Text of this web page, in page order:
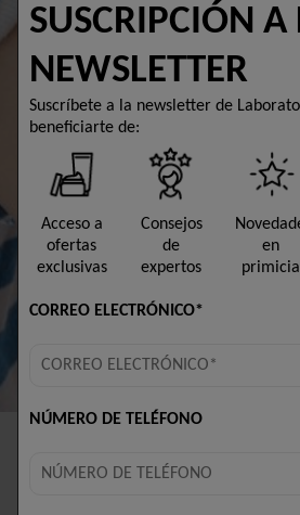
¿POR QUÉ ES
SUSCRIPCIÓN A
NEWSLETTER
Suscríbete a la newsletter de
beneficiarte de:
Acceso a
ofertas
exclusivas
Consejos
de
expertos
en
primicia
CORREO ELECTRÓNICO*
NÚMERO DE TELÉFONO